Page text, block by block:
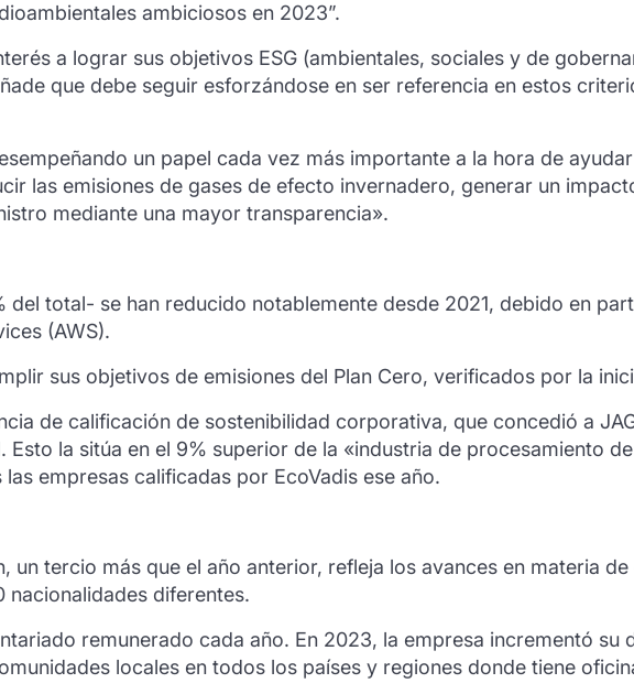
ambiciosos en 2023”.
a lograr sus objetivos ESG (ambientales, sociales y de
que debe seguir esforzándose en ser referencia en estos
un papel cada vez más importante a la hora de
las emisiones de gases de efecto invernadero, generar un
mediante una mayor transparencia».
del total- se han reducido notablemente desde 2021, debido en
(AWS).
sus objetivos de emisiones del Plan Cero, verificados por la
de calificación de sostenibilidad corporativa, que concedió a
Esto la sitúa en el 9% superior de la «industria de procesamiento
empresas calificadas por EcoVadis ese año.
un tercio más que el año anterior, refleja los avances en materia
nacionalidades diferentes.
remunerado cada año. En 2023, la empresa incrementó su
locales en todos los países y regiones donde tiene